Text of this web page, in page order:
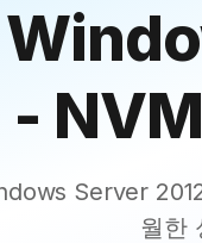
-
Server
월한